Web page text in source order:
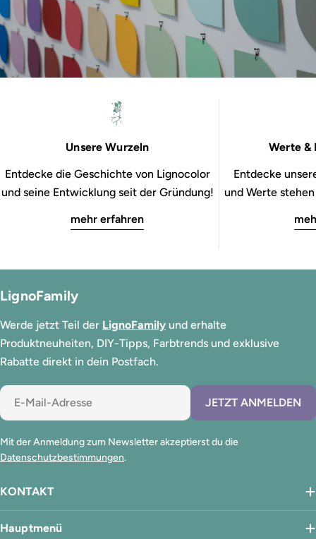
Unsere Wurzeln
Entdecke die Geschichte von Lignocolor
und seine Entwicklung seit der Gründung!
mehr erfahren
Werte &
Entdecke
und Werte
KONTAKT
Hauptmenü
LignoFamily
Werde jetzt Teil der LignoFamily und erhalte
Produktneuheiten, DIY-Tipps, Farbtrends und exklusive
Rabatte direkt in dein Postfach.
E-
Mail
JETZT ANMELDEN
Mit der Anmeldung zum Newsletter akzeptierst du die
Datenschutzbestimmungen.